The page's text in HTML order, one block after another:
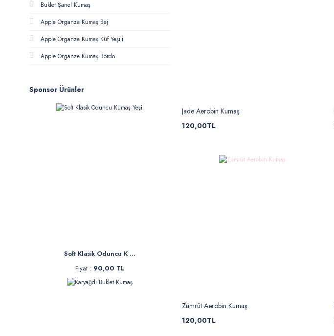
Buklet Şanel Kumaş
Apple Organze Kumaş Bej
Apple Organze Kumaş Küf Yeşili
Apple Organze Kumaş Bordo
Sponsor Ürünler
Soft Klasik Oduncu K ...
Fiyat : 90,00 TL
Jade Aerobin Kumaş
120,00TL
Zümrüt Aerobin Kumaş
120,00TL